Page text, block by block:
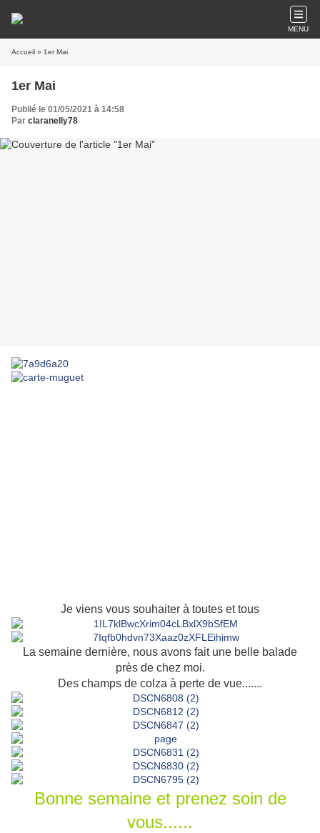
MENU
Accueil » 1er Mai
1er Mai
Publié le 01/05/2021 à 14:58
Par claranelly78
Je viens vous souhaiter à toutes et tous
La semaine dernière, nous avons fait une belle balade
près de chez moi.
Des champs de colza à perte de vue.......
Bonne semaine et prenez soin de
vous......